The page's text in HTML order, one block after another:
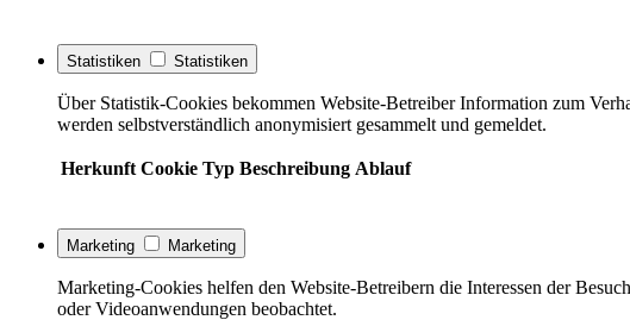
Statistiken Statistiken
Über Statistik-Cookies bekommen Website-Betreiber Information zum
werden selbstverständlich anonymisiert gesammelt und gemeldet.
Herkunft Cookie Typ Beschreibung Ablauf
Marketing Marketing
Marketing-Cookies helfen den Website-Betreibern die Interessen der
oder Videoanwendungen beobachtet.